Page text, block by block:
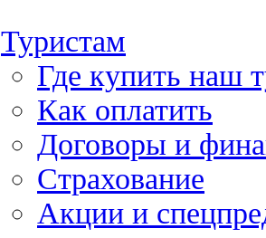
Туристам
Где купить наш
Как оплатить
Договоры и
Страхование
Акции и